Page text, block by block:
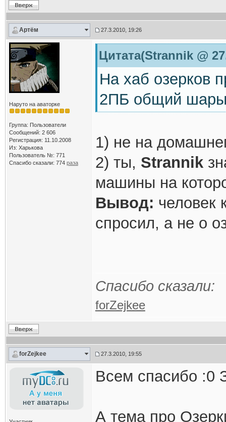
Артём 27.3.2010, 19:26
Наруто на аваторке
Группа: Пользователи
Сообщений: 2 606
Регистрация: 11.10.2008
Из: Харькова
Пользователь №: 771
Спасибо сказали: 774 раза
Цитата(Strannik @
На хаб озерков
2ПБ общий
1) не на
2) ты, Strannik
машины на
Вывод: человек
спросил, а не о
Спасибо сказали:
forZejkee
forZejkee 27.3.2010, 19:55
Всем спасибо :0
А тема про